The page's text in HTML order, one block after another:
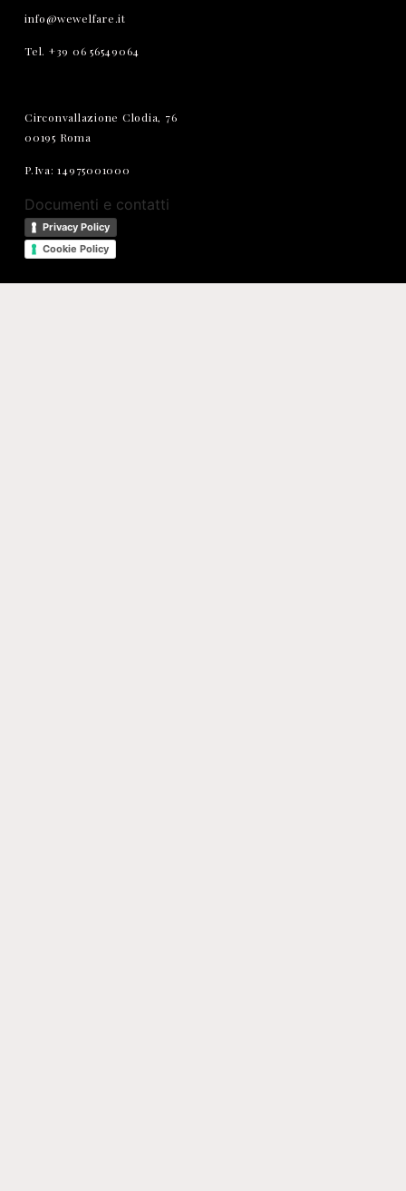
info@wewelfare.it
Tel. +39 06 56549064
Circonvallazione Clodia, 76
00195 Roma
P.Iva: 14975001000
Documenti e contatti
Privacy Policy
Cookie Policy